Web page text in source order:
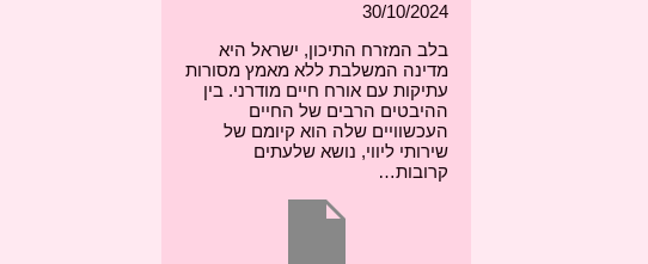
30/10/2024
בלב המזרח התיכון, ישראל היא
מדינה המשלבת ללא מאמץ מסורות
עתיקות עם אורח חיים מודרני. בין
ההיבטים הרבים של החיים
העכשוויים שלה הוא קיומם של
שירותי ליווי, נושא שלעתים
קרובות…